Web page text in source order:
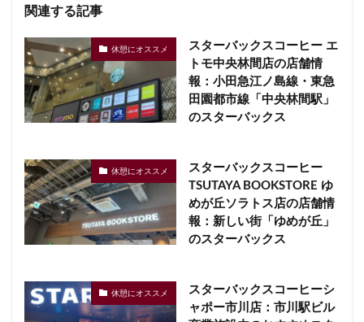
関連する記事
休憩にオススメ
スターバックスコーヒー エ
トモ中央林間店の店舗情
報：小田急江ノ島線・東急
田園都市線「中央林間駅」
のスターバックス
休憩にオススメ
スターバックスコーヒー
TSUTAYA BOOKSTORE ゆ
めが丘ソラトス店の店舗情
報：新しい街「ゆめが丘」
のスターバックス
休憩にオススメ
スターバックスコーヒーシ
ャポー市川店：市川駅ビル